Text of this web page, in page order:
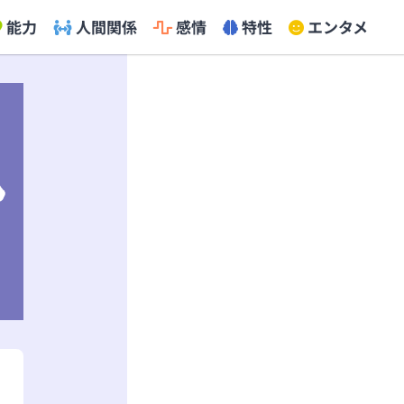
能力 人間関係 感情 特性 エンタメ